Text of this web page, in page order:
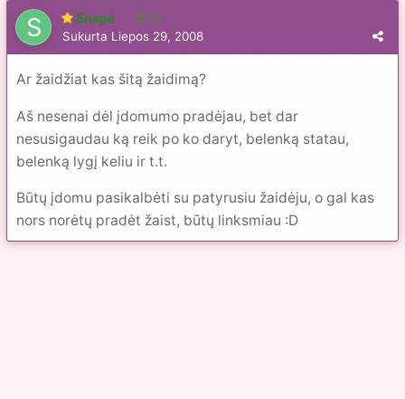
Snapė 13
Sukurta Liepos 29, 2008
Ar žaidžiat kas šitą žaidimą?
Aš nesenai dėl įdomumo pradėjau, bet dar
nesusigaudau ką reik po ko daryt, belenką statau,
belenką lygį keliu ir t.t.
Būtų įdomu pasikalbėti su patyrusiu žaidėju, o gal kas
nors norėtų pradėt žaist, būtų linksmiau :D